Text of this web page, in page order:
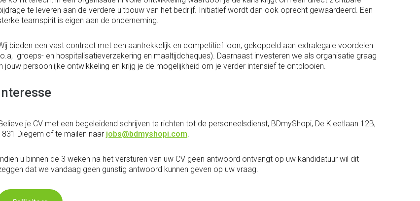
te leveren aan de verdere uitbouw van het bedrijf. Initiatief wordt dan ook oprecht gewaardeerd. Een
teamspirit is eigen aan de onderneming.
bieden een vast contract met een aantrekkelijk en competitief loon, gekoppeld aan extralegale voordelen
groeps- en hospitalisatieverzekering en maaltijdcheques). Daarnaast investeren we als organisatie graag
jouw persoonlijke ontwikkeling en krijg je de mogelijkheid om je verder intensief te ontplooien.
je CV met een begeleidend schrijven te richten tot de personeelsdienst, BDmyShopi, De Kleetlaan 12B,
Diegem of te mailen naar jobs@bdmyshopi.com.
Indien u binnen de 3 weken na het versturen van uw CV geen antwoord ontvangt op uw kandidatuur wil dit
dat we vandaag geen gunstig antwoord kunnen geven op uw vraag.